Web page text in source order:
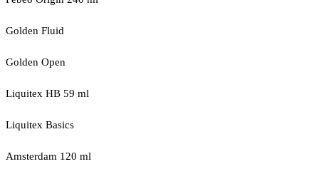
Golden Fluid
Golden Open
Liquitex HB 59 ml
Liquitex Basics
Amsterdam 120 ml